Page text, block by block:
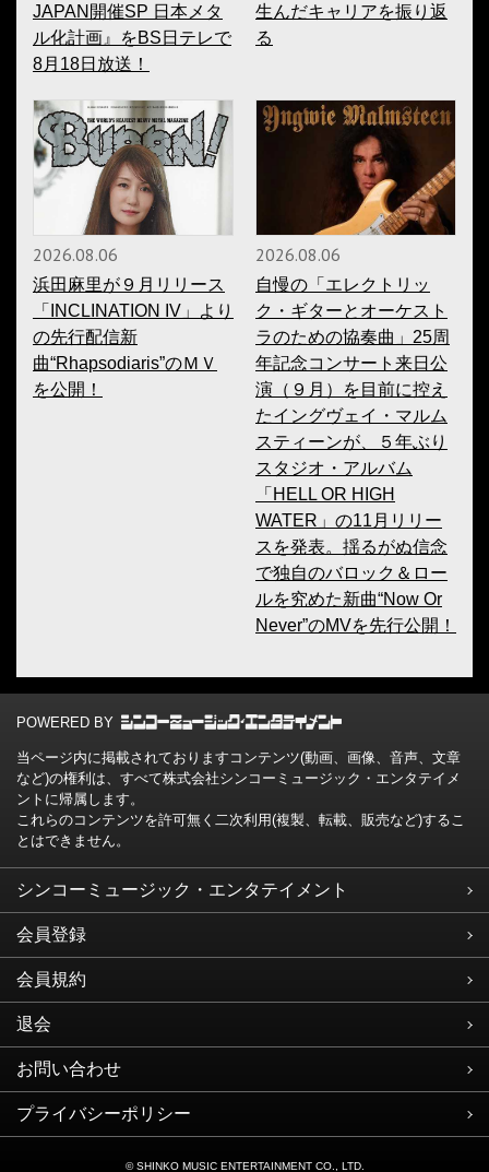
JAPAN開催SP 日本メタ
ル化計画』をBS日テレで
8月18日放送！
生んだキャリアを振り返
る
2026.08.06
浜田麻里が９月リリース
「INCLINATION IV」より
の先行配信新
曲“Rhapsodiaris”のＭＶ
を公開！
2026.08.06
自慢の「エレクトリッ
ク・ギターとオーケスト
ラのための協奏曲」25周
年記念コンサート来日公
演（９月）を目前に控え
たイングヴェイ・マルム
スティーンが、５年ぶり
スタジオ・アルバム
「HELL OR HIGH
WATER」の11月リリー
スを発表。揺るがぬ信念
で独自のバロック＆ロー
ルを究めた新曲“Now Or
Never”のMVを先行公開！
POWERED BY
当ページ内に掲載されておりますコンテンツ(動画、画像、音声、文章
など)の権利は、すべて株式会社シンコーミュージック・エンタテイメ
ントに帰属します。
これらのコンテンツを許可無く二次利用(複製、転載、販売など)するこ
とはできません。
シンコーミュージック・エンタテイメント
会員登録
会員規約
退会
お問い合わせ
プライバシーポリシー
© SHINKO MUSIC ENTERTAINMENT CO., LTD.